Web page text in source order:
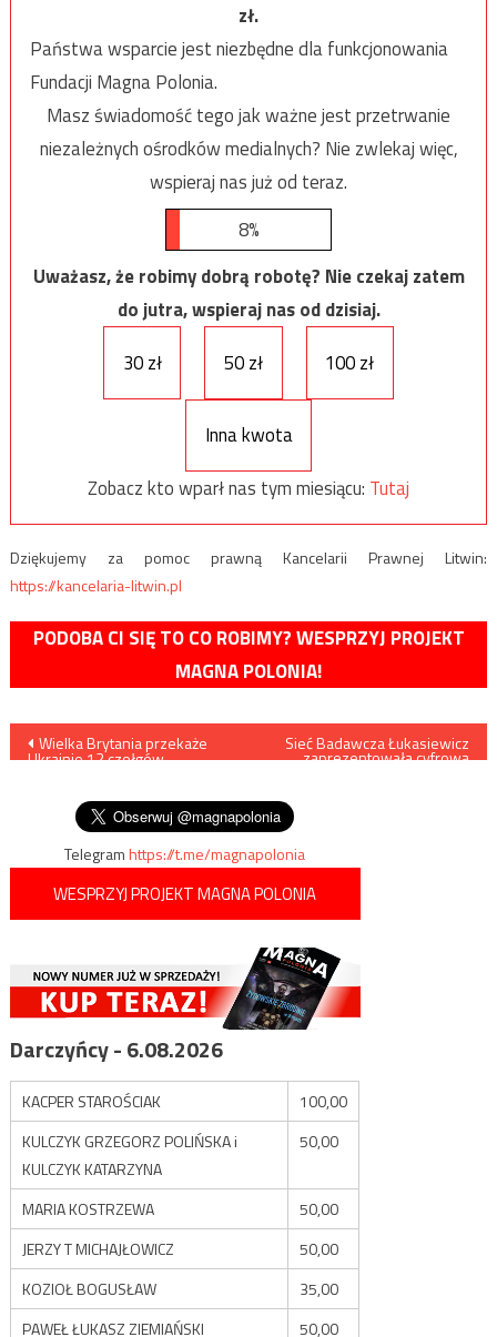
zł.
Państwa wsparcie jest niezbędne dla funkcjonowania
Fundacji Magna Polonia.
Masz świadomość tego jak ważne jest przetrwanie
niezależnych ośrodków medialnych? Nie zwlekaj więc,
wspieraj nas już od teraz.
8%
Uważasz, że robimy dobrą robotę? Nie czekaj zatem
do jutra, wspieraj nas od dzisiaj.
30 zł
50 zł 100 zł
Inna kwota
Zobacz kto wparł nas tym miesiącu: Tutaj
Dziękujemy za pomoc prawną Kancelarii Prawnej Litwin:
https://kancelaria-litwin.pl
PODOBA CI SIĘ TO CO ROBIMY? WESPRZYJ PROJEKT
MAGNA POLONIA!
Nawigacja
Wielka Brytania przekaże
Ukrainie 12 czołgów
Sieć Badawcza Łukasiewicz
zaprezentowała cyfrową
Telegramhttps://t.me/magnapolonia
WESPRZYJ PROJEKT MAGNA POLONIA
Darczyńcy - 6.08.2026
KACPER STAROŚCIAK
100,00
KULCZYK GRZEGORZ POLIŃSKA i
KULCZYK KATARZYNA
50,00
MARIA KOSTRZEWA
50,00
JERZY T MICHAJŁOWICZ
50,00
KOZIOŁ BOGUSŁAW
35,00
PAWEŁ ŁUKASZ ZIEMIAŃSKI
50,00